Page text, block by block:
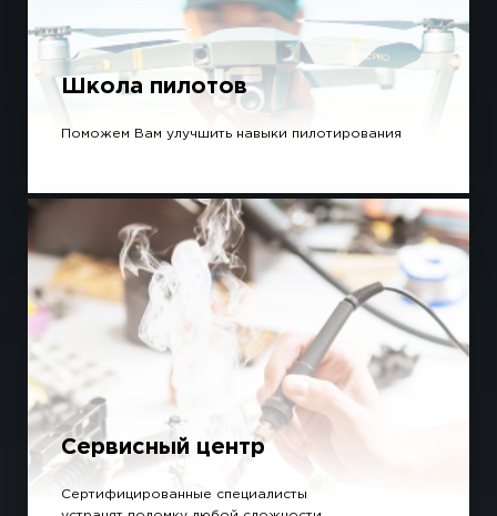
Школа пилотов
Поможем Вам улучшить навыки пилотирования
Сервисный центр
Сертифицированные специалисты